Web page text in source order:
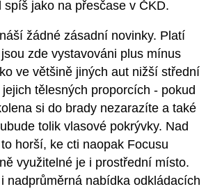
spíš jako na přesčase v ČKD.
žádné zásadní novinky. Platí
zde vystavováni plus mínus
ve většině jiných aut nižší střední
tělesných proporcích - pokud
si do brady nezarazíte a také
tolik vlasové pokrývky. Nad
horší, ke cti naopak Focusu
využitelné je i prostřední místo.
nadprůměrná nabídka odkládacích